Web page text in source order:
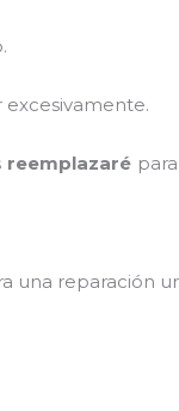
excesivamente.
reemplazaré
una reparación